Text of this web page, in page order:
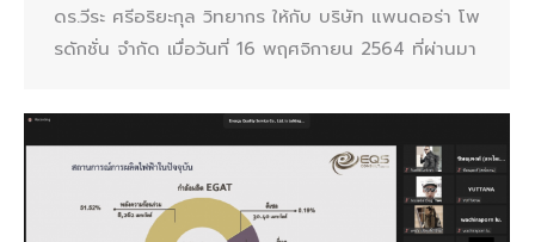
ดร.วีระ ศรีอริยะกุล วิทยากร ให้กับ บริษัท แพนดอร่า โพ
รดักชั่น จำกัด เมื่อวันที่ 16 พฤศจิกายน 2564 ที่ผ่านมา